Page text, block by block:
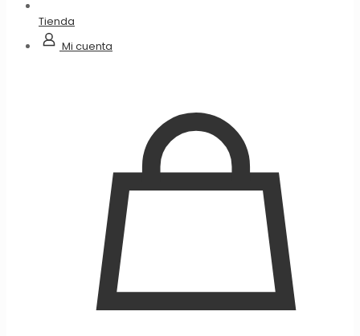
Tienda
Mi cuenta